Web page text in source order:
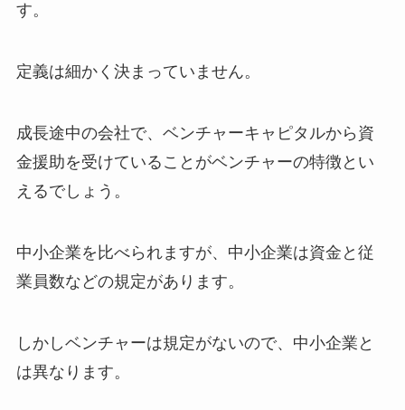
す。
定義は細かく決まっていません。
成長途中の会社で、ベンチャーキャピタルから資
金援助を受けていることがベンチャーの特徴とい
えるでしょう。
中小企業を比べられますが、中小企業は資金と従
業員数などの規定があります。
しかしベンチャーは規定がないので、中小企業と
は異なります。